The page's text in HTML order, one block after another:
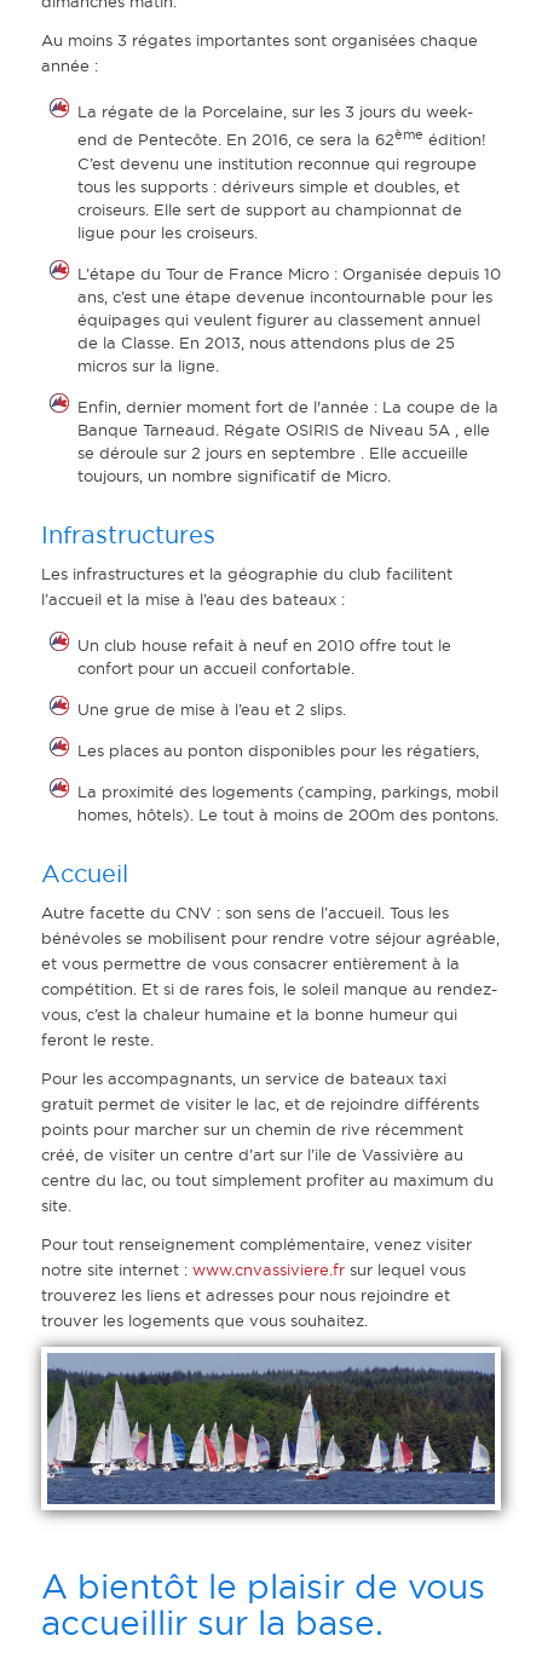
Au moins 3 régates importantes sont organisées chaque
année :
La régate de la Porcelaine, sur les 3 jours du week-
end de Pentecôte. En 2016, ce sera la 62ème édition!
C’est devenu une institution reconnue qui regroupe
tous les supports : dériveurs simple et doubles, et
croiseurs. Elle sert de support au championnat de
ligue pour les croiseurs.
L’étape du Tour de France Micro : Organisée depuis 10
ans, c’est une étape devenue incontournable pour les
équipages qui veulent figurer au classement annuel
de la Classe. En 2013, nous attendons plus de 25
micros sur la ligne.
Enfin, dernier moment fort de l'année : La coupe de la
Banque Tarneaud. Régate OSIRIS de Niveau 5A , elle
se déroule sur 2 jours en septembre . Elle accueille
toujours, un nombre significatif de Micro.
Infrastructures
Les infrastructures et la géographie du club facilitent
l’accueil et la mise à l’eau des bateaux :
Un club house refait à neuf en 2010 offre tout le
confort pour un accueil confortable.
Une grue de mise à l’eau et 2 slips.
Les places au ponton disponibles pour les régatiers,
La proximité des logements (camping, parkings, mobil
homes, hôtels). Le tout à moins de 200m des pontons.
Accueil
Autre facette du CNV : son sens de l’accueil. Tous les
bénévoles se mobilisent pour rendre votre séjour agréable,
et vous permettre de vous consacrer entièrement à la
compétition. Et si de rares fois, le soleil manque au rendez-
vous, c’est la chaleur humaine et la bonne humeur qui
feront le reste.
Pour les accompagnants, un service de bateaux taxi
gratuit permet de visiter le lac, et de rejoindre différents
points pour marcher sur un chemin de rive récemment
créé, de visiter un centre d’art sur l’ile de Vassivière au
centre du lac, ou tout simplement profiter au maximum du
site.
Pour tout renseignement complémentaire, venez visiter
notre site internet : www.cnvassiviere.frsur lequel vous
trouverez les liens et adresses pour nous rejoindre et
trouver les logements que vous souhaitez.
A bientôt le plaisir de vous
accueillir sur la base.